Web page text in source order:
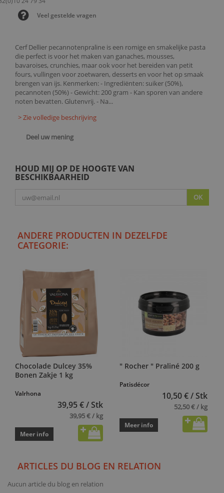
Cerf Dellier pecannotenpraline is een romige en smakelijke pasta
die perfect is voor het maken van ganaches, mousses,
bavaroises, crunchies, maar ook voor het bereiden van petit
fours, vullingen voor zoetwaren, desserts en voor het op smaak
brengen van ijs. Kenmerken: - Ingrediënten: suiker (50%),
pecannoten (50%) - Gewicht: 200 gram - Kan sporen van andere
noten bevatten. Glutenvrij. - Na...
> Zie volledige beschrijving
Deel uw mening
HOUD MIJ OP DE HOOGTE VAN
BESCHIKBAARHEID
OK
Veel gestelde vragen
ANDERE PRODUCTEN IN DEZELFDE
CATEGORIE:
Chocolade Dulcey 35%
Bonen Zakje 1 kg
Valrhona
39,95 € / Stk
39,95 € / kg
Meer info
" Rocher " Praliné 200 g
Patisdécor
10,50 € / Stk
52,50 € / kg
Meer info
ARTICLES DU BLOG EN RELATION
Aucun article du blog en relation